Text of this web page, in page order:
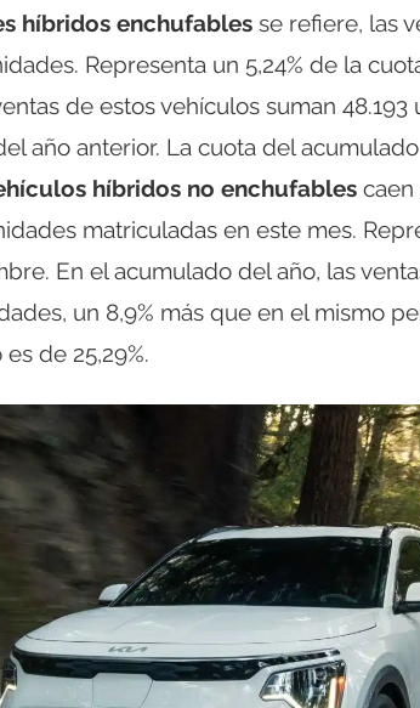
híbridos enchufables se refiere, las
Representa un 5,24% de la
de estos vehículos suman 48.193
año anterior. La cuota del
híbridos no enchufables caen
matriculadas en este mes.
En el acumulado del año, las
un 8,9% más que en el mismo
de 25,29%.